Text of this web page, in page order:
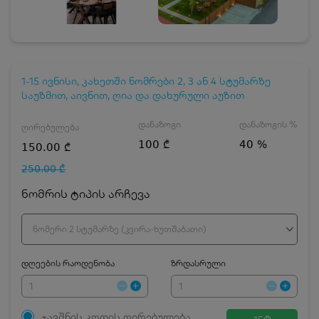
1-15 ივნისი, კახეთში ნომრები 2, 3 ან 4 სტუმარზე
საუზმით, აივნით, ღია და დახურული აუზით
ღირებულება
150.00 ₾
250.00 ₾
დანაზოგი
100 ₾
დანაზოგის %
40 %
ნომრის ტიპის არჩევა
ნომერი 2 სტუმარზე (კვირა-ხუთშაბათი)
დღეების რაოდენობა ზრდასრული